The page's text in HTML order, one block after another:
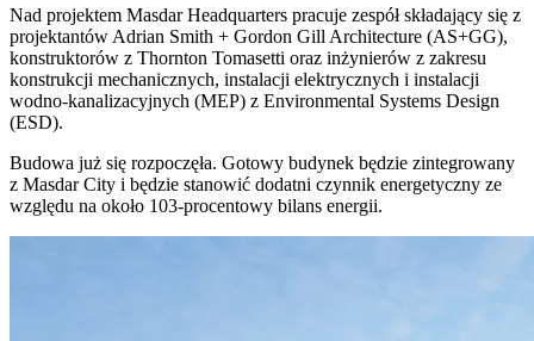
Nad projektem Masdar Headquarters pracuje zespół składający się z
projektantów Adrian Smith + Gordon Gill Architecture (AS+GG),
konstruktorów z Thornton Tomasetti oraz inżynierów z zakresu
konstrukcji mechanicznych, instalacji elektrycznych i instalacji
wodno-kanalizacyjnych (MEP) z Environmental Systems Design
(ESD).
Budowa już się rozpoczęła. Gotowy budynek będzie zintegrowany
z Masdar City i będzie stanowić dodatni czynnik energetyczny ze
względu na około 103-procentowy bilans energii.